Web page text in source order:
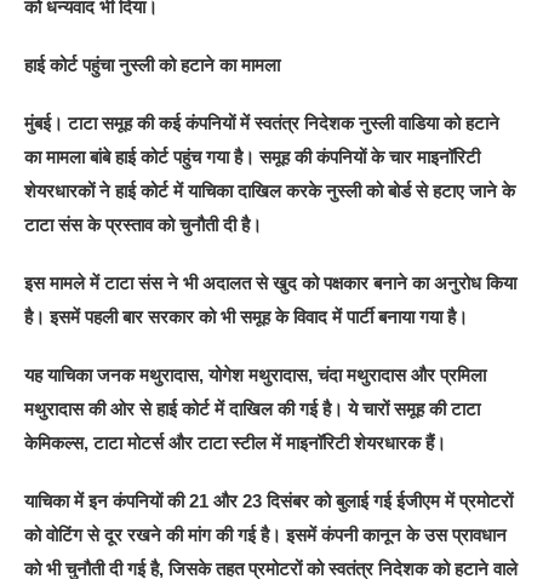
को धन्यवाद भी दिया।
हाई कोर्ट पहुंचा नुस्ली को हटाने का मामला
मुंबई। टाटा समूह की कई कंपनियों में स्वतंत्र निदेशक नुस्ली वाडिया को हटाने
का मामला बांबे हाई कोर्ट पहुंच गया है। समूह की कंपनियों के चार माइनॉरिटी
शेयरधारकों ने हाई कोर्ट में याचिका दाखिल करके नुस्ली को बोर्ड से हटाए जाने के
टाटा संस के प्रस्ताव को चुनौती दी है।
इस मामले में टाटा संस ने भी अदालत से खुद को पक्षकार बनाने का अनुरोध किया
है। इसमें पहली बार सरकार को भी समूह के विवाद में पार्टी बनाया गया है।
यह याचिका जनक मथुरादास, योगेश मथुरादास, चंदा मथुरादास और प्रमिला
मथुरादास की ओर से हाई कोर्ट में दाखिल की गई है। ये चारों समूह की टाटा
केमिकल्स, टाटा मोटर्स और टाटा स्टील में माइनॉरिटी शेयरधारक हैं।
याचिका में इन कंपनियों की 21 और 23 दिसंबर को बुलाई गई ईजीएम में प्रमोटरों
को वोटिंग से दूर रखने की मांग की गई है। इसमें कंपनी कानून के उस प्रावधान
को भी चुनौती दी गई है, जिसके तहत प्रमोटरों को स्वतंत्र निदेशक को हटाने वाले